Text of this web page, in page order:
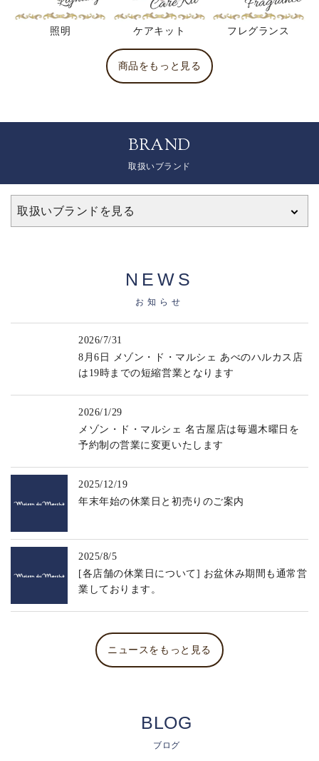
照明 ケアキット フレグランス
商品をもっと見る
BRAND
取扱いブランド
取扱いブランドを見る
NEWS
お知らせ
2026/7/31
8月6日 メゾン・ド・マルシェ あべのハルカス店
は19時までの短縮営業となります
2026/1/29
メゾン・ド・マルシェ 名古屋店は毎週木曜日を
予約制の営業に変更いたします
2025/12/19
年末年始の休業日と初売りのご案内
2025/8/5
[各店舗の休業日について] お盆休み期間も通常営
業しております。
ニュースをもっと見る
BLOG
ブログ